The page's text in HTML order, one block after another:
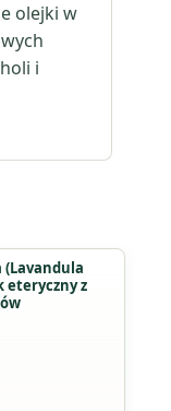
olejki w
i
eteryczny z